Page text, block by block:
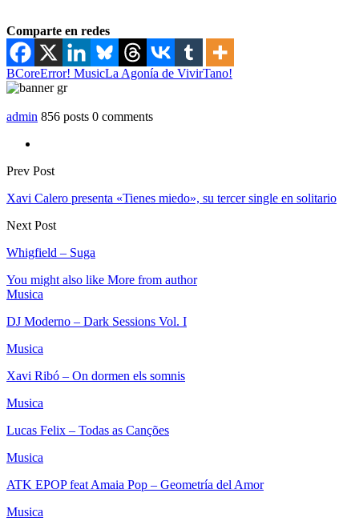
Comparte en redes
BCoreError! MusicLa Agonía de VivirTano!
admin 856 posts 0 comments
Prev Post
Xavi Calero presenta «Tienes miedo», su tercer single en solitario
Next Post
Whigfield – Suga
You might also like More from author
Musica
DJ Moderno – Dark Sessions Vol. I
Musica
Xavi Ribó – On dormen els somnis
Musica
Lucas Felix – Todas as Canções
Musica
ATK EPOP feat Amaia Pop – Geometría del Amor
Musica